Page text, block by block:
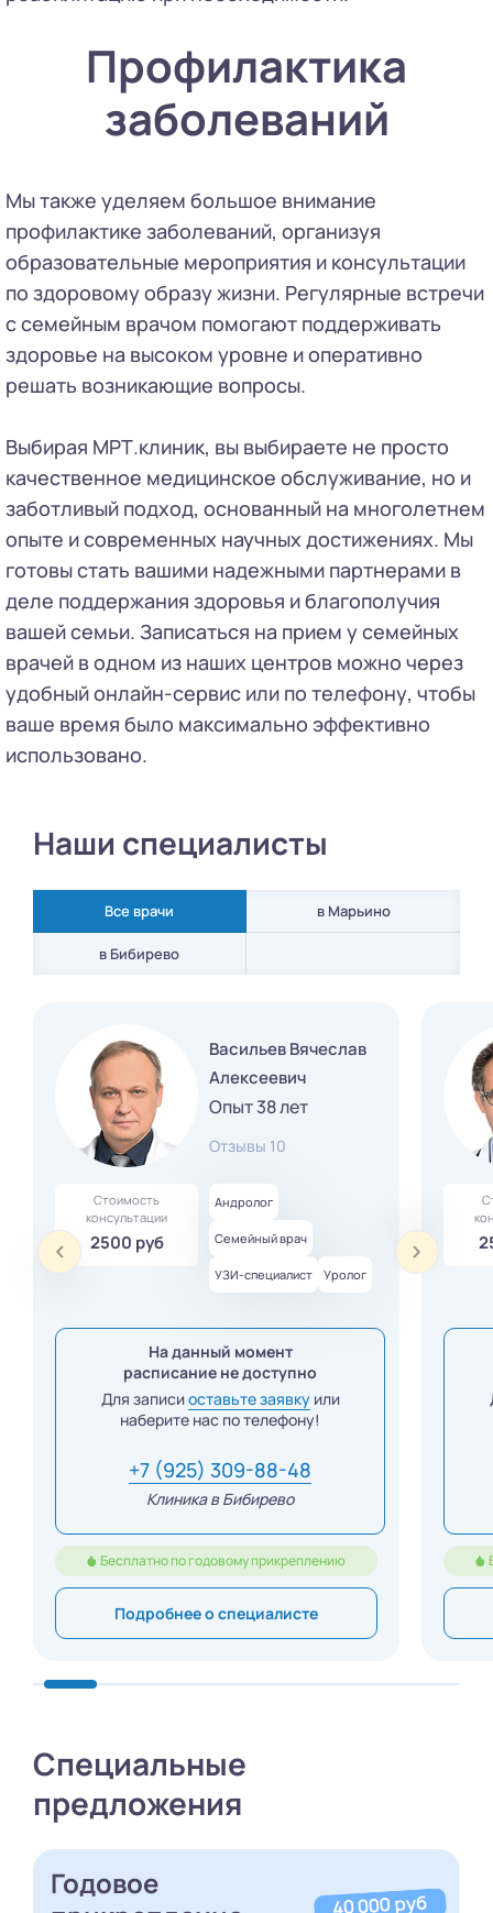
Профилактика
заболеваний
Мы также уделяем большое внимание
профилактике заболеваний, организуя
образовательные мероприятия и консультации
по здоровому образу жизни. Регулярные встречи
с семейным врачом помогают поддерживать
здоровье на высоком уровне и оперативно
решать возникающие вопросы.
Выбирая МРТ.клиник, вы выбираете не просто
качественное медицинское обслуживание, но и
заботливый подход, основанный на многолетнем
опыте и современных научных достижениях. Мы
готовы стать вашими надежными партнерами в
деле поддержания здоровья и благополучия
вашей семьи. Записаться на прием у семейных
врачей в одном из наших центров можно через
удобный онлайн-сервис или по телефону, чтобы
ваше время было максимально эффективно
использовано.
Наши специалисты
Все врачи в Марьино
в Бибирево
Васильев Вячеслав
Алексеевич
Опыт 38 лет
Отзывы 10
Стоимость
консультации
2500 руб
Андролог
Семейный врач
УЗИ-специалист Уролог
На данный момент
расписание не доступно
Для записиоставьте заявкуили
наберите нас по телефону!
+7 (925) 309-88-48
Клиника в Бибирево
Бесплатно по годовому прикреплению
Подробнее о специалисте
Специальные
предложения
Годовое